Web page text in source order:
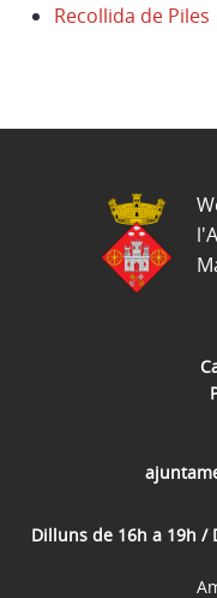
Recollida de Piles
Dilluns de 16h a 19h /